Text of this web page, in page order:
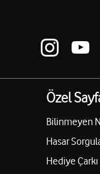
Özel
Bilinmeyen
Hasar
Hediye Çarkı